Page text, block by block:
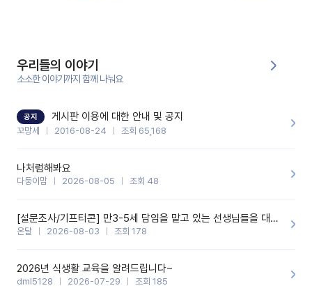
을 많이 하는데,꼬망봇 덕분에 고민하는 시간을 줄이고 학부모님을
안심시킬 수 있었습니다.이 부분은 꼬망봇이 추가로 알려준 응대 tip
입니다.학부모님께 전화를 드리기 전에, 내용을 숙지하여 좀 더 전문
성 있는 교사가 되어 대화를 나눌 수 있었습니다.꼬망세 AI학부모 응
기능을 개발해 주셔서 감사합니다.
우리들의 이야기
소소한 이야기까지 함께 나눠요
공지 게시판 이용에 대한 안내 및 공지
꼬망세 2016-08-24 조회 65,168
나처럼해봐요
다둥이맘 2026-08-05 조회 48
[설문조사/기프티콘] 만3-5세 담임을 맡고 있는 선생님들을 대상으로 설문조사를 합니다!
온달 2026-08-03 조회 178
2026년 식생활 교육을 알려드립니다~
dml5128 2026-07-29 조회 185